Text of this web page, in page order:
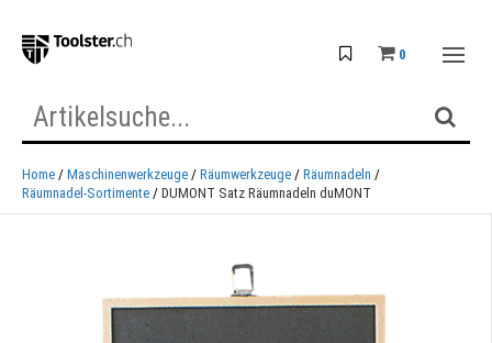
0
Home Maschinenwerkzeuge Räumwerkzeuge
Räumnadeln
Räumnadel-Sortimente
DUMONT Satz Räumnadeln duMONT